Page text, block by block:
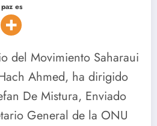
es
del Movimiento Saharaui
Ahmed, ha dirigido
De Mistura, Enviado
General de la ONU